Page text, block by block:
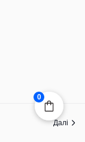
Далі
0